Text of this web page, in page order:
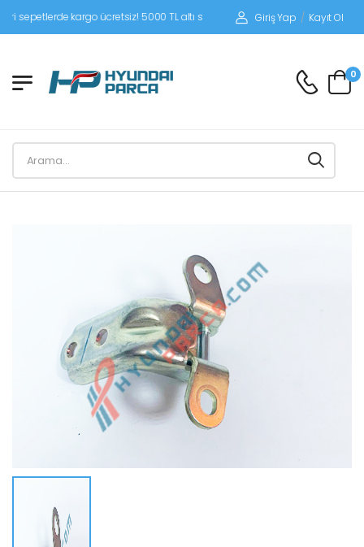
kargo ücretsiz! 5000 TL altı siparişlerinizde siparişleriniz alıcı
Giriş Yap / Kayıt Ol
0